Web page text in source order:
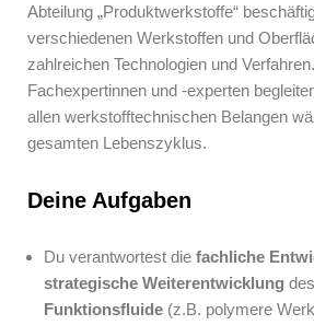
Abteilung „Produktwerkstoffe“
verschiedenen Werkstoffen und
zahlreichen Technologien und
Fachexpertinnen und -experten
allen werkstofftechnischen Belangen
gesamten Lebenszyklus.
Deine Aufgaben
Du verantwortest die fachliche
strategische Weiterentwicklung des
Funktionsfluide (z.B. polymere